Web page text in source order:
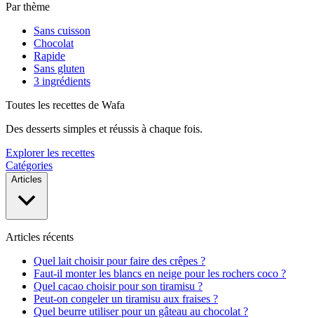
Par thème
Sans cuisson
Chocolat
Rapide
Sans gluten
3 ingrédients
Toutes les recettes de Wafa
Des desserts simples et réussis à chaque fois.
Explorer les recettes
Catégories
Articles
Articles récents
Quel lait choisir pour faire des crêpes ?
Faut-il monter les blancs en neige pour les rochers coco ?
Quel cacao choisir pour son tiramisu ?
Peut-on congeler un tiramisu aux fraises ?
Quel beurre utiliser pour un gâteau au chocolat ?